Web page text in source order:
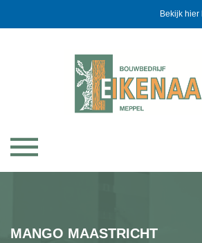
Bekijk hier
MANGO MAASTRICHT